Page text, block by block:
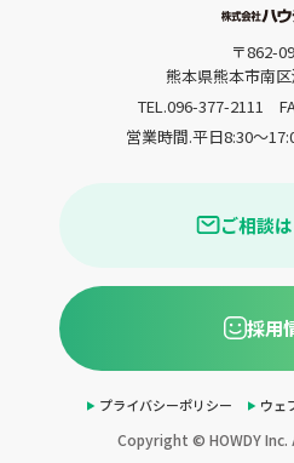
〒862-
熊本県熊本市南
TEL.096-377-2111
営業時間.平日8:30〜
ご相談
採用
プライバシーポリシー ウェ
Copyright © HOWDY